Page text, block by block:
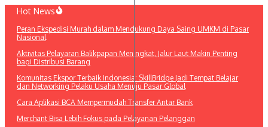
Lewati
konten
Hot News
Peran Ekspedisi Murah dalam Mendukung Daya Saing UMKM di Pasar
Nasional
Aktivitas Pelayaran Balikpapan Meningkat, Jalur Laut Makin Penting
bagi Distribusi Barang
Komunitas Ekspor Terbaik Indonesia: SkillBridge Jadi Tempat Belajar
dan Networking Pelaku Usaha Menuju Pasar Global
Cara Aplikasi BCA Mempermudah Transfer Antar Bank
Merchant Bisa Lebih Fokus pada Pelayanan Pelanggan